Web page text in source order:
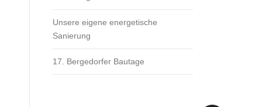
Unsere eigene energetische
Sanierung
17. Bergedorfer Bautage